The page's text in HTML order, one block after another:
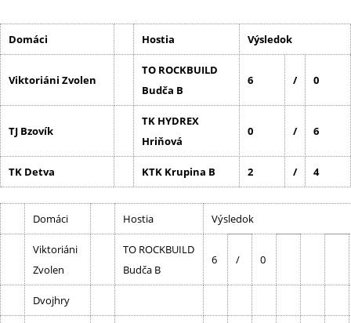
Domáci Hostia Výsledok
Viktoriáni Zvolen
TO ROCKBUILD
Budča B
6 / 0
TJ Bzovík
TK HYDREX
Hriňová
0 / 6
TK Detva KTK Krupina B 2 / 4
Domáci Hostia Výsledok
Viktoriáni
Zvolen
TO ROCKBUILD
Budča B
6 / 0
Dvojhry